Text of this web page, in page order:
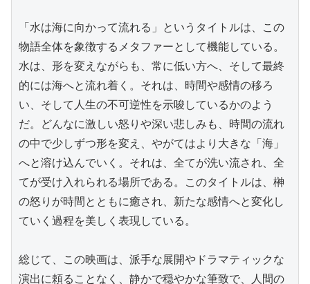
「水は海に向かって流れる」というタイトルは、この
物語全体を象徴するメタファーとして機能している。
水は、形を変えながらも、常に低い方へ、そして最終
的には海へと流れ着く。それは、時間や感情の移ろ
い、そして人生の不可逆性を示唆しているかのよう
だ。どんなに激しい怒りや深い悲しみも、時間の流れ
の中で少しずつ形を変え、やがてはより大きな「海」
へと溶け込んでいく。それは、全てが洗い流され、全
てが受け入れられる場所である。このタイトルは、榊
の怒りが時間とともに癒され、新たな感情へと変化し
ていく過程を美しく表現している。
総じて、この映画は、派手な展開やドラマティックな
演出に頼ることなく、静かで穏やかな筆致で、人間の